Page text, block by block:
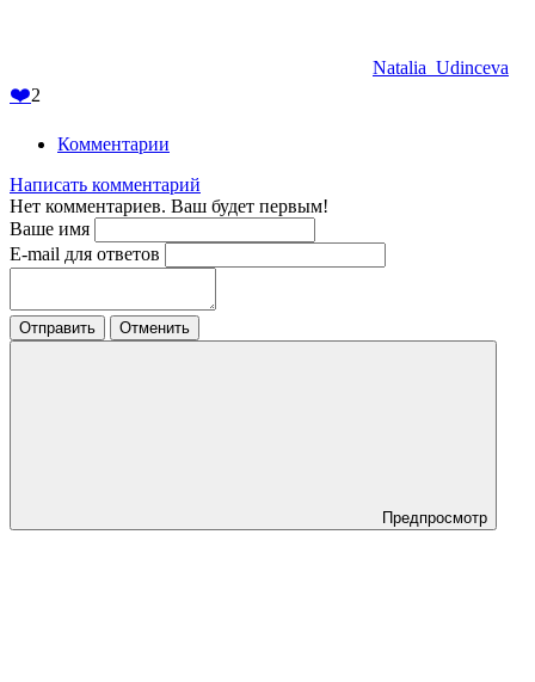
Natalia_Udinceva
❤️2
Комментарии
Написать комментарий
Нет комментариев. Ваш будет первым!
Ваше имя
E-mail для ответов
Отправить Отменить
Предпросмотр